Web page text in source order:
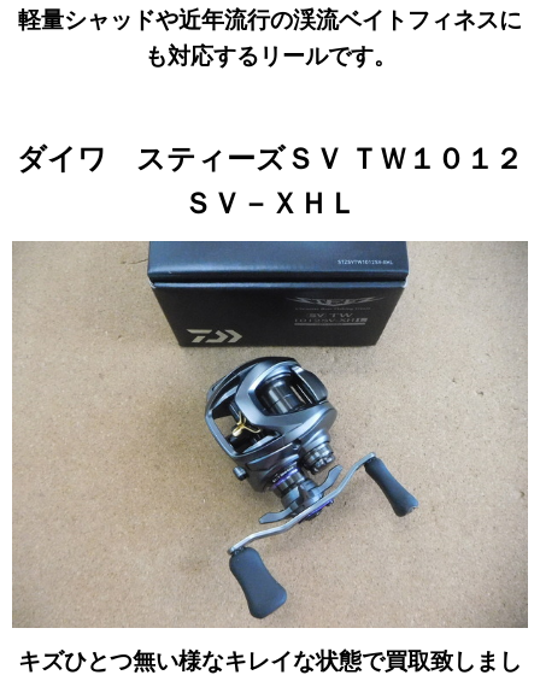
軽量シャッドや近年流行の渓流ベイトフィネスに
も対応するリールです。
ダイワ スティーズＳＶ ＴＷ１０１２
ＳＶ－ＸＨＬ
キズひとつ無い様なキレイな状態で買取致しまし